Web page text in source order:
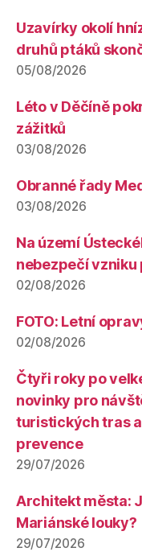
Uzavírky okolí
druhů ptáků
05/08/2026
Léto v Děčíně
zážitků
03/08/2026
Obranné řady
03/08/2026
Na území
nebezpečí vzniku
02/08/2026
FOTO: Letní
02/08/2026
Čtyři roky po
novinky pro
turistických tras
prevence
29/07/2026
Architekt města:
Mariánské louky?
29/07/2026